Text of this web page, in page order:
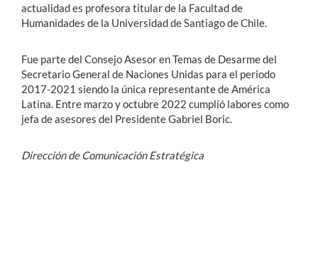
actualidad es profesora titular de la Facultad de
Humanidades de la Universidad de Santiago de Chile.
Fue parte del Consejo Asesor en Temas de Desarme del
Secretario General de Naciones Unidas para el periodo
2017-2021 siendo la única representante de América
Latina. Entre marzo y octubre 2022 cumplió labores como
jefa de asesores del Presidente Gabriel Boric.
Dirección de Comunicación Estratégica